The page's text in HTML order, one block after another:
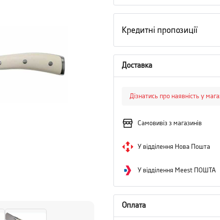
Кредитні пропозиції
Доставка
Дізнатись про наявність у
Самовивіз з магазинів
У відділення Нова Пошта
У відділення Meest ПОШТА
Оплата